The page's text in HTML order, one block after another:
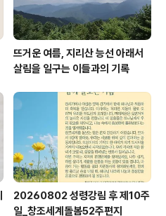
뜨거운 여름, 지리산 능선 아래서
살림을 일구는 이들과의 기록
20260802 성령강림 후 제10주
일_창조세계돌봄52주편지